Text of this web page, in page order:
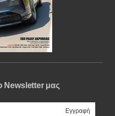
Newsletter μας